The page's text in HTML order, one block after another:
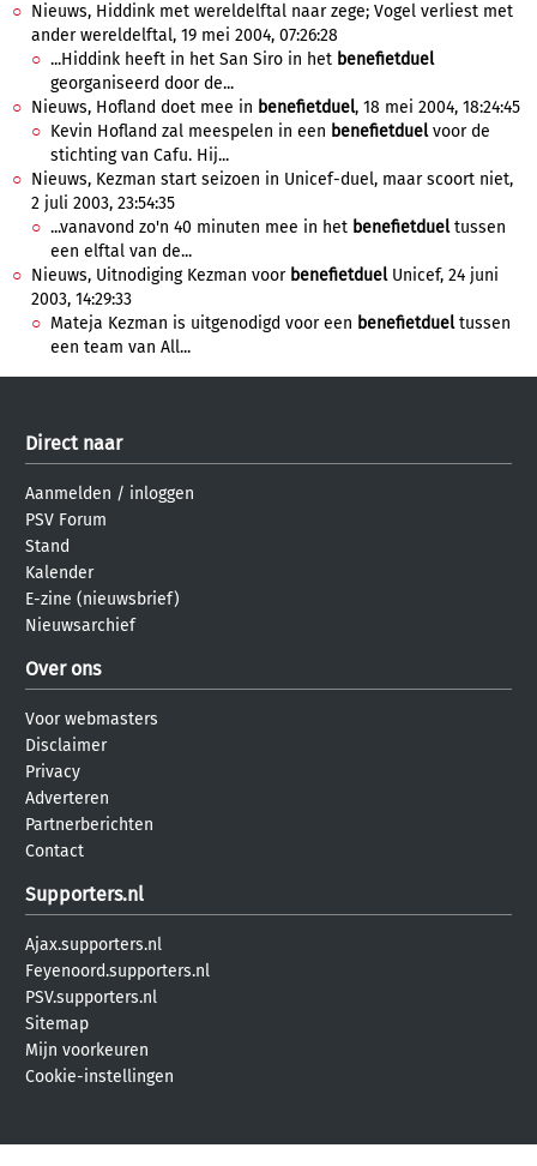
Nieuws, Hiddink met wereldelftal naar zege; Vogel verliest met
ander wereldelftal, 19 mei 2004, 07:26:28
...Hiddink heeft in het San Siro in het benefietduel
georganiseerd door de...
Nieuws, Hofland doet mee in benefietduel, 18 mei 2004, 18:24:45
Kevin Hofland zal meespelen in een benefietduelvoor de
stichting van Cafu. Hij...
Nieuws, Kezman start seizoen in Unicef-duel, maar scoort niet,
2 juli 2003, 23:54:35
...vanavond zo'n 40 minuten mee in het benefietdueltussen
een elftal van de...
Nieuws, Uitnodiging Kezman voor benefietduelUnicef, 24 juni
2003, 14:29:33
Mateja Kezman is uitgenodigd voor een benefietdueltussen
een team van All...
Direct naar
Aanmelden / inloggen
PSV Forum
Stand
Kalender
E-zine (nieuwsbrief)
Nieuwsarchief
Over ons
Voor webmasters
Disclaimer
Privacy
Adverteren
Partnerberichten
Contact
Supporters.nl
Ajax.supporters.nl
Feyenoord.supporters.nl
PSV.supporters.nl
Sitemap
Mijn voorkeuren
Cookie-instellingen